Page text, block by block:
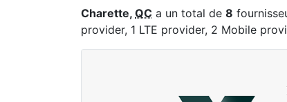
Charette, QC a un total de 8
provider, 1 LTE provider, 2 Mobile